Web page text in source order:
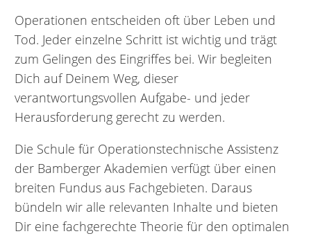
Operationen entscheiden oft über Leben und
Tod. Jeder einzelne Schritt ist wichtig und trägt
zum Gelingen des Eingriffes bei. Wir begleiten
Dich auf Deinem Weg, dieser
verantwortungsvollen Aufgabe- und jeder
Herausforderung gerecht zu werden.
Die Schule für Operationstechnische Assistenz
der Bamberger Akademien verfügt über einen
breiten Fundus aus Fachgebieten. Daraus
bündeln wir alle relevanten Inhalte und bieten
Dir eine fachgerechte Theorie für den optimalen